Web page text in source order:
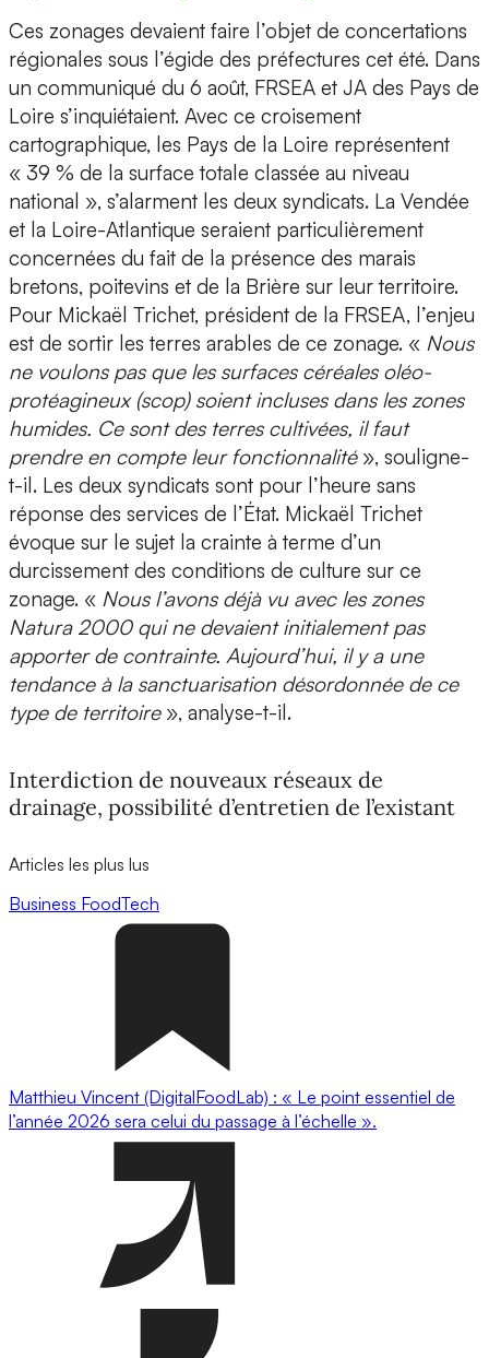
Ces zonages devaient faire l’objet de concertations
régionales sous l’égide des préfectures cet été. Dans
un communiqué du 6 août, FRSEA et JA des Pays de
Loire s’inquiétaient. Avec ce croisement
cartographique, les Pays de la Loire représentent
« 39 % de la surface totale classée au niveau
national », s’alarment les deux syndicats. La Vendée
et la Loire-Atlantique seraient particulièrement
concernées du fait de la présence des marais
bretons, poitevins et de la Brière sur leur territoire.
Pour Mickaël Trichet, président de la FRSEA, l’enjeu
est de sortir les terres arables de ce zonage. « Nous
ne voulons pas que les surfaces céréales oléo-
protéagineux (scop) soient incluses dans les zones
humides. Ce sont des terres cultivées, il faut
prendre en compte leur fonctionnalité», souligne-
t-il. Les deux syndicats sont pour l’heure sans
réponse des services de l’État. Mickaël Trichet
évoque sur le sujet la crainte à terme d’un
durcissement des conditions de culture sur ce
zonage. « Nous l’avons déjà vu avec les zones
Natura 2000 qui ne devaient initialement pas
apporter de contrainte. Aujourd’hui, il y a une
tendance à la sanctuarisation désordonnée de ce
type de territoire», analyse-t-il.
Interdiction de nouveaux réseaux de
drainage, possibilité d’entretien de l’existant
Articles les plus lus
Business FoodTech
Matthieu Vincent (DigitalFoodLab) : « Le point essentiel de
l’année 2026 sera celui du passage à l’échelle ».